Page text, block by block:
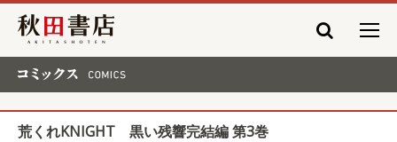
秋田書店
荒くれKNIGHT 黒い残響完結編 第3巻